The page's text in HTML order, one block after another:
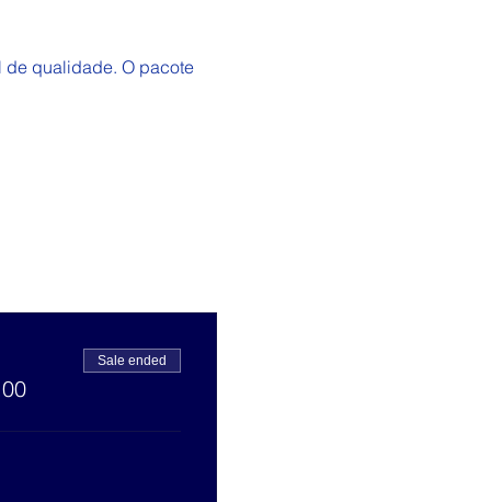
qualidade. O pacote
Sale ended